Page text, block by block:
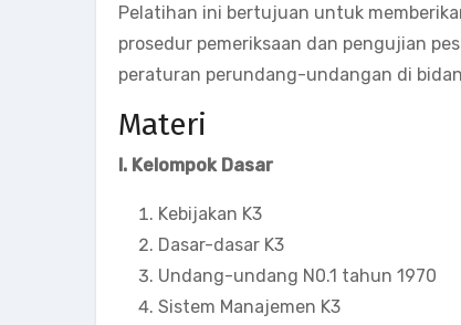
Pelatihan ini bertujuan untuk
prosedur pemeriksaan dan pengujian
peraturan perundang-undangan di
Materi
I. Kelompok Dasar
Kebijakan K3
Dasar-dasar K3
Undang-undang N0.1 tahun 1970
Sistem Manajemen K3